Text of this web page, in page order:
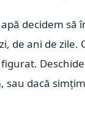
decidem să
de ani de
sau dacă